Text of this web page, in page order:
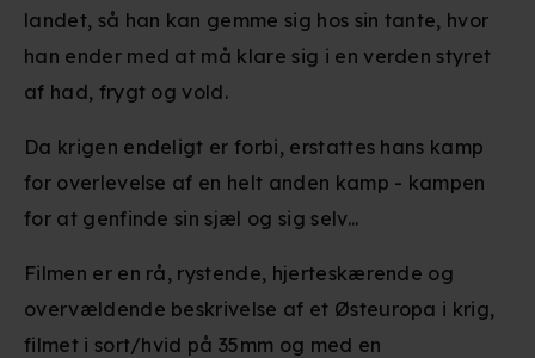
landet, så han kan gemme sig hos sin tante, hvor
han ender med at må klare sig i en verden styret
af had, frygt og vold.
Da krigen endeligt er forbi, erstattes hans kamp
for overlevelse af en helt anden kamp - kampen
for at genfinde sin sjæl og sig selv...
Filmen er en rå, rystende, hjerteskærende og
overvældende beskrivelse af et Østeuropa i krig,
filmet i sort/hvid på 35mm og med en